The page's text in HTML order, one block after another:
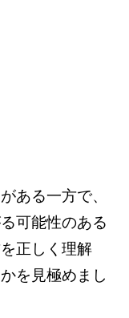
ある一方で、
可能性のある
正しく理解
を見極めまし